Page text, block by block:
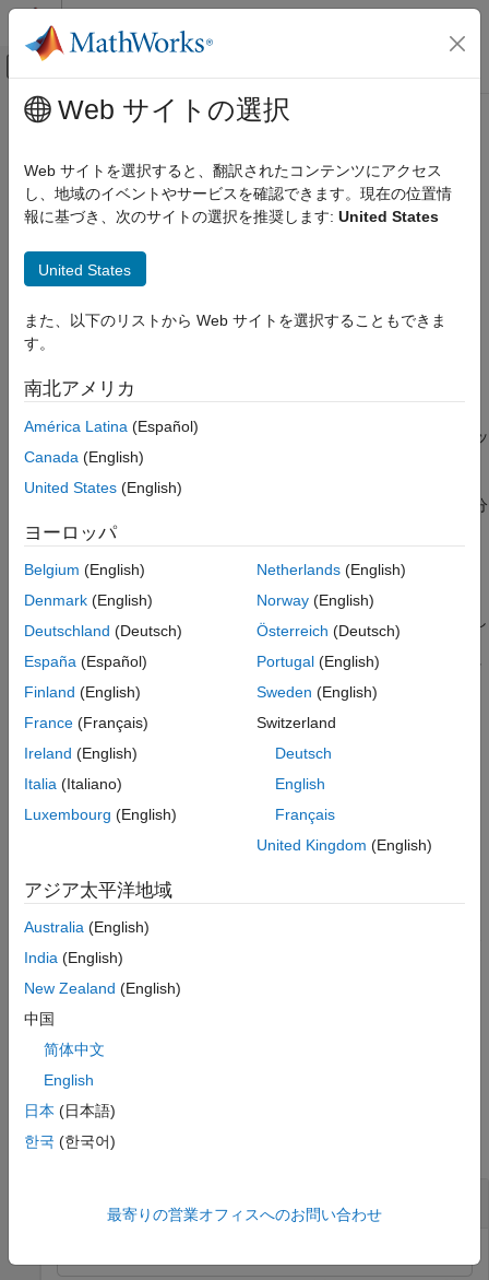
コンテンツへスキップ
オフキャンバス ナビゲーション メ
ドキュメンテーションのホーム
数学
線形代数
svdsketch
項目一覧
説明
入力引数
ヒント
アルゴリズム
拡張機能
バージョン履歴
参考
メインコンテンツ
svdsketch
低ランクの行列スケッチの SVD の計算
構文
[U,S,V] = svdsketch(A,tol)
[U,S,V] = svdsketch(A,tol,Name,Value)
説明
[ , , ] = svdsketch(A
の低ランクの行列スケッ
チの特異値分解 (SVD) を返します。行列スケッチは、
差まで) の最も重要な特徴のみを反映する低ランクの近似です。
を使用する場合と比較して、大きな行列の部分
的な SVD の計算がより高速に可能になります。
例
は行列スケッチの許容誤差を指定し
svdsketch はtol
を使用して、行列スケッチの近似のラン
クを適応的に決定します。許容誤差が大きくなると、行列スケッ
チで使用される
の特徴が少なくなります。
[U ,S,V] = svdsketch( Name,Value)は、1 つ以上の
す。たとえば、 'MaxIterations'
とスカラーを指定して、行列ス
ケッチの形成に使用される反復の回数を調整できます。
例
の相対近似誤差
クトルapxErrを返します。ベクトル
トリは、
例
例
すべて折りたたむ
Web サイトの選択
Web サイトを選択すると、翻訳されたコンテンツにアクセス
し、地域のイベントやサービスを確認できます。現在の位置情
報に基づき、次のサイトの選択を推奨します: United States
United States
また、以下のリストから Web サイトを選択することもできま
す。
南北アメリカ
América Latina (Español)
Canada (English)
United States (English)
ヨーロッパ
Belgium (English)
Denmark (English)
Deutschland (Deutsch)
España (Español)
Finland (English)
France (Français)
Ireland (English)
Italia (Italiano)
Luxembourg (English)
Netherlands(English)
Norway(English)
Österreich (Deutsch)
Portugal(English)
Sweden (English)
Switzerland
Deutsch
English
Français
United Kingdom (English)
アジア太平洋地域
Australia (English)
India (English)
New Zealand (English)
中国
简体中文
English
日本 (日本語)
한국 (한국어)
最寄りの営業オフィスへのお問い合わせ